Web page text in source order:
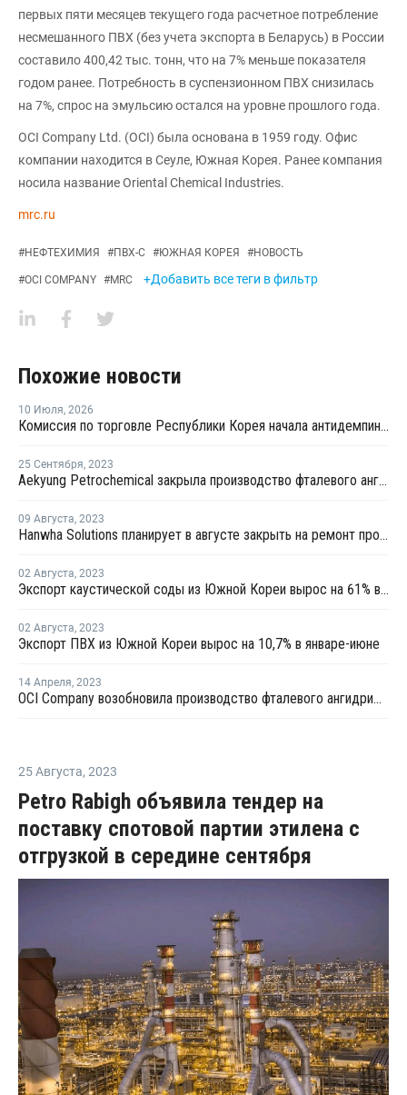
первых пяти месяцев текущего года расчетное потребление
несмешанного ПВХ (без учета экспорта в Беларусь) в России
составило 400,42 тыс. тонн, что на 7% меньше показателя
годом ранее. Потребность в суспензионном ПВХ снизилась
на 7%, спрос на эмульсию остался на уровне прошлого года.
OCI Company Ltd. (OCI) была основана в 1959 году. Офис
компании находится в Сеуле, Южная Корея. Ранее компания
носила название Oriental Chemical Industries.
mrc.ru
#НЕФТЕХИМИЯ #ПВХ-С #ЮЖНАЯ КОРЕЯ #НОВОСТЬ
#OCI COMPANY #MRC +Добавить все теги в фильтр
Похожие новости
10 Июля, 2026
Комиссия по торговле Республики Корея начала антидемпинговое расследование в отношении китайского ПВХ-С
25 Сентября, 2023
Aekyung Petrochemical закрыла производство фталевого ангидрида на ремонт
09 Августа, 2023
Hanwha Solutions планирует в августе закрыть на ремонт производство ПВХ в Йосу
02 Августа, 2023
Экспорт каустической соды из Южной Кореи вырос на 61% в январе-июне
02 Августа, 2023
Экспорт ПВХ из Южной Кореи вырос на 10,7% в январе-июне
14 Апреля, 2023
OCI Company возобновила производство фталевого ангидрида в Южной Корее после ремонта
25 Августа, 2023
Petro Rabigh объявила тендер на
поставку спотовой партии этилена с
отгрузкой в середине сентября